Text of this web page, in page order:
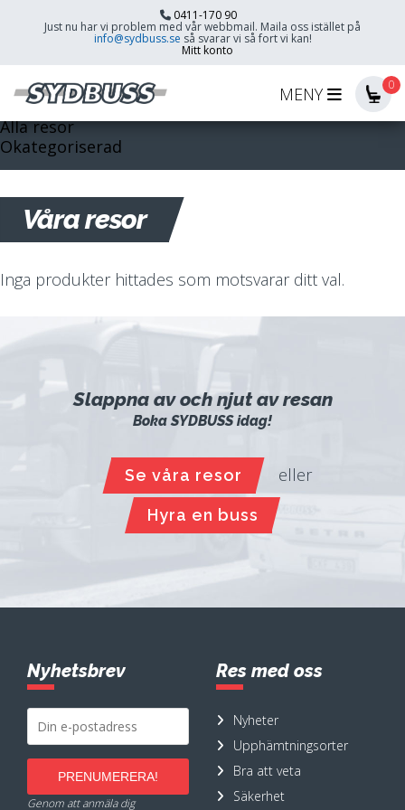
0411-170 90
Just nu har vi problem med vår webbmail. Maila oss istället på
info@sydbuss.se så svarar vi så fort vi kan!
Mitt konto
MENY 0
Hem
Alla resor
Okategoriserad
Våra resor
Inga produkter hittades som motsvarar ditt val.
Slappna av och njut av resan
Boka SYDBUSS idag!
Se våra resor eller
Hyra en buss
Nyhetsbrev
Genom att anmäla dig
Res med oss
Nyheter
Upphämtningsorter
Bra att veta
Säkerhet